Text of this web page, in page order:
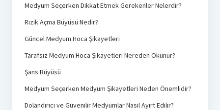
Medyum Seçerken Dikkat Etmek Gerekenler Nelerdir?
Rızık Açma Büyüsü Nedir?
Güncel Medyum Hoca Şikayetleri
Tarafsız Medyum Hoca Şikayetleri Nereden Okunur?
Şans Büyüsü
Medyum Seçerken Medyum Şikayetleri Neden Önemlidir?
Dolandırıcı ve Güvenilir Medyumlar Nasıl Ayırt Edilir?